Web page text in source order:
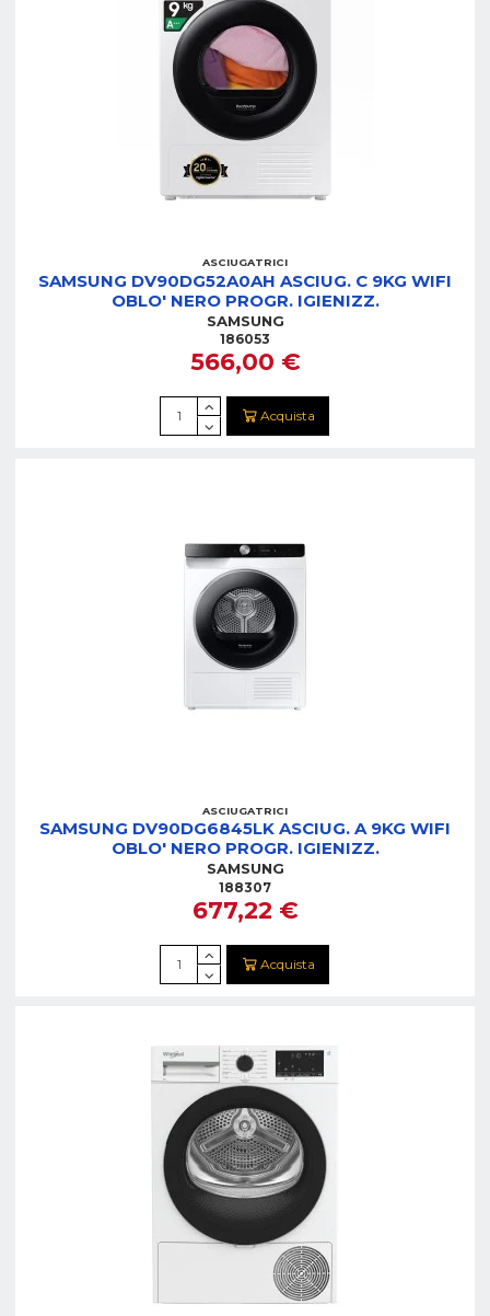
ASCIUGATRICI
SAMSUNG DV90DG52A0AH ASCIUG. C 9KG WIFI
OBLO' NERO PROGR. IGIENIZZ.
SAMSUNG
186053
566,00 €
Acquista
ASCIUGATRICI
SAMSUNG DV90DG6845LK ASCIUG. A 9KG WIFI
OBLO' NERO PROGR. IGIENIZZ.
SAMSUNG
188307
677,22 €
Acquista